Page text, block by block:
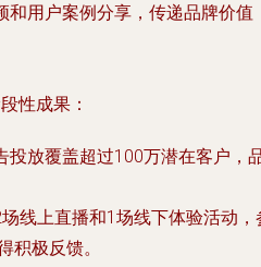
和用户案例分享，传递品牌价值
性成果：
投放覆盖超过100万潜在客户，
线上直播和1场线下体验活动，
积极反馈。